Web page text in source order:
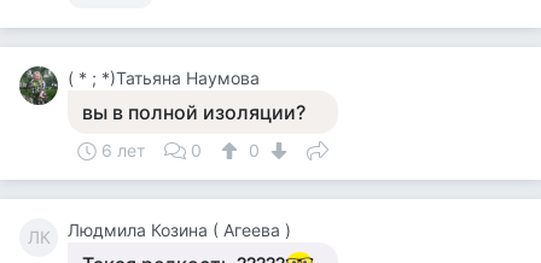
( * ; *)Татьяна Наумова
вы в полной изоляции?
6 лет 0 0
ЛК Людмила Козина ( Агеева )